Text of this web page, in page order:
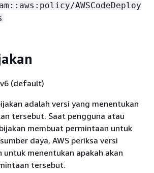
AWSCodeDeploy
v6 (default)
adalah versi yang menentukan
tersebut. Saat pengguna atau
membuat permintaan untuk
daya, AWS periksa versi
menentukan apakah akan
tersebut.